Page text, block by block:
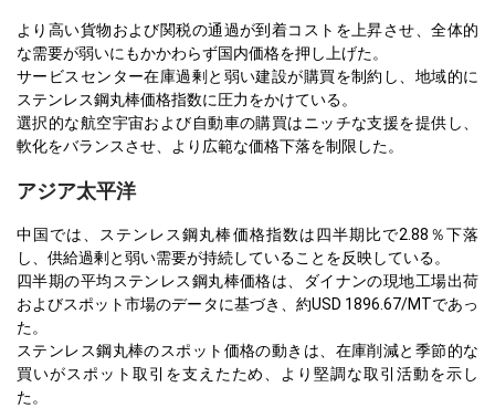
より高い貨物および関税の通過が到着コストを上昇させ、全体的
な需要が弱いにもかかわらず国内価格を押し上げた。
サービスセンター在庫過剰と弱い建設が購買を制約し、地域的に
ステンレス鋼丸棒価格指数に圧力をかけている。
選択的な航空宇宙および自動車の購買はニッチな支援を提供し、
軟化をバランスさせ、より広範な価格下落を制限した。
アジア太平洋
中国では、ステンレス鋼丸棒価格指数は四半期比で2.88％下落
し、供給過剰と弱い需要が持続していることを反映している。
四半期の平均ステンレス鋼丸棒価格は、ダイナンの現地工場出荷
およびスポット市場のデータに基づき、約USD 1896.67/MTであっ
た。
ステンレス鋼丸棒のスポット価格の動きは、在庫削減と季節的な
買いがスポット取引を支えたため、より堅調な取引活動を示し
た。